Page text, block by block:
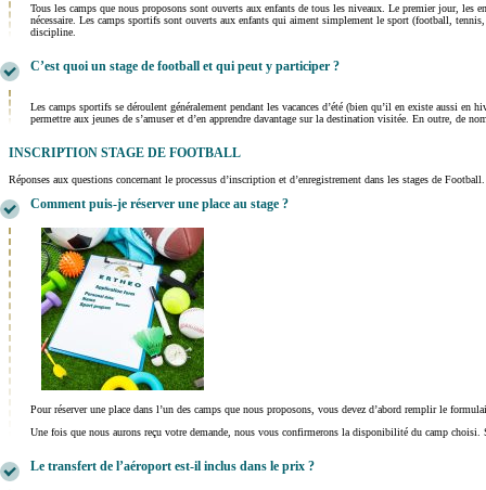
Tous les camps que nous proposons sont ouverts aux enfants de tous les niveaux. Le premier jour, les
nécessaire. Les camps sportifs sont ouverts aux enfants qui aiment simplement le sport (football,
discipline.
C’est quoi un stage de football et qui peut y participer ?
Les camps sportifs se déroulent généralement pendant les vacances d’été (bien qu’il en existe aussi en
permettre aux jeunes de s’amuser et d’en apprendre davantage sur la destination visitée. En outre, de
INSCRIPTION STAGE DE FOOTBALL
Réponses aux questions concernant le processus d’inscription et d’enregistrement dans les stages de Football.
Comment puis-je réserver une place au stage ?
Pour réserver une place dans l’un des camps que nous proposons, vous devez d’abord remplir le
Une fois que nous aurons reçu votre demande, nous vous confirmerons la disponibilité du camp
Le transfert de l’aéroport est-il inclus dans le prix ?